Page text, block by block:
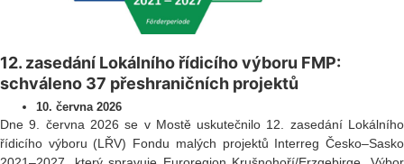
12. zasedání Lokálního řídicího výboru FMP:
schváleno 37 přeshraničních projektů
10. června 2026
Dne 9. června 2026 se v Mostě uskutečnilo 12. zasedání Lokálního
řídicího výboru (LŘV) Fondu malých projektů Interreg Česko–Sasko